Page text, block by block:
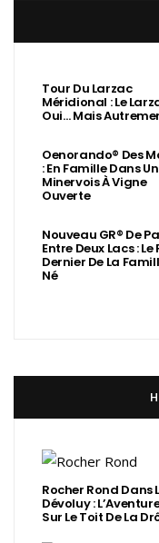
Tour Du Larzac
Méridional : Le
Oui… Mais
Oenorando® Des
: En Famille Dans Un
Minervois À Vigne
Ouverte
Nouveau GR® De
Entre Deux Lacs : Le
Dernier De La
Né
Rocher Rond Dans
Dévoluy :
Sur Le Toit De La